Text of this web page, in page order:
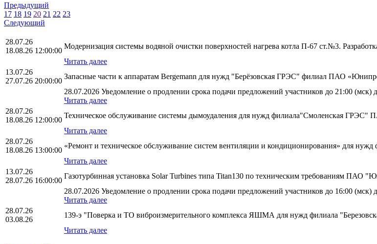
Предыдущий
17 18 19 20 21 22 23
Следующий
28.07.26
18.08.26 12:00:00
Модернизация системы водяной очистки поверхностей нагрева котла П-67 ст.№3.
Читать далее
13.07.26
27.07.26 20:00:00
Запасные части к аппаратам Bergemann для нужд "Берёзовская ГРЭС" филиал ПАО
28.07.2026 Уведомление о продлении срока подачи предложений участников до 21:00 (мск)
Читать далее
28.07.26
18.08.26 12:00:00
Техническое обслуживание системы дымоудаления для нужд филиала"Смоленская
Читать далее
28.07.26
18.08.26 13:00:00
«Ремонт и техническое обслуживание систем вентиляции и кондиционирования» для
Читать далее
13.07.26
28.07.26 16:00:00
Газотурбинная установка Solar Turbines типа Titan130 по техническим требованиям ПАО
28.07.2026 Уведомление о продлении срока подачи предложений участников до 16:00 (мск)
Читать далее
28.07.26
03.08.26
139-э "Поверка и ТО виброизмерительного комплекса ЯШМА для нужд филиала
Читать далее